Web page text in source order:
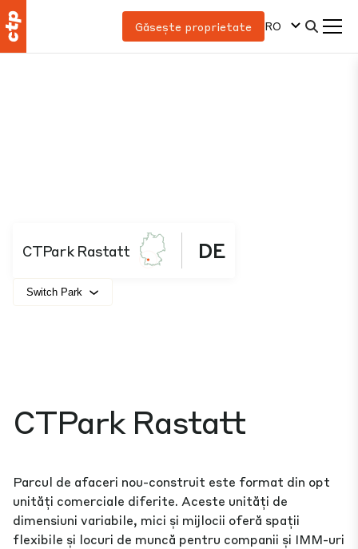
Găsește proprietate RO
CTPark Rastatt DE
Switch Park
CTPark Rastatt
Parcul de afaceri nou-construit este format din opt
unități comerciale diferite. Aceste unități de
dimensiuni variabile, mici și mijlocii oferă spații
flexibile și locuri de muncă pentru companii și IMM-uri